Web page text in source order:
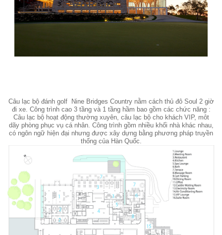
Câu lạc bộ đánh golf Nine Bridges Country nằm cách thủ đô Soul 2 giờ
đi xe. Công trình cao 3 tầng và 1 tầng hầm bao gồm các chức năng :
Câu lạc bộ hoạt động thường xuyên, câu lạc bộ cho khách VIP, môt
dãy phòng phục vụ cá nhân. Công trình gồm nhiều khối nhà khác nhau,
có ngôn ngữ hiện đại nhưng được xây dựng bằng phương pháp truyền
thống của Hàn Quốc.